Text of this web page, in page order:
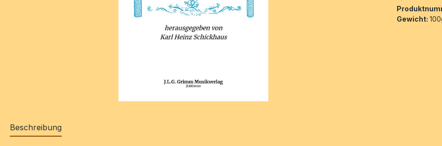
Gewicht:
Beschreibung